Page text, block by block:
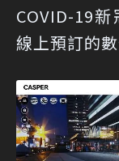
COVID-19
線上預訂的